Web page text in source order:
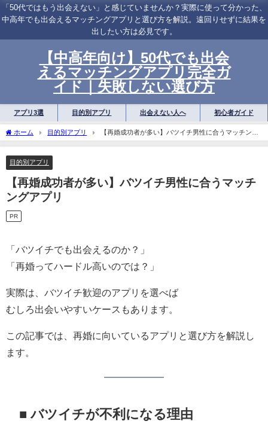
「50代ではもう出会えない」と感じていませんか？実際に使って分かった、
中高年でも出会えるマッチングアプリと選び方を解説。遠回りせずに結果を
出したい方は必見です。
【中高年向け】50代でも出会
えるマッチングアプリ完全ガ
イド｜失敗しない選び方
アプリ3選 目的別アプリ 出会えない人へ 初心者ガイド
ホーム 目的別アプリ
【再婚成功者が多い】バツイチ男性に合うマッチング
アプリ
目的別アプリ
【再婚成功者が多い】バツイチ男性に合うマッチ
ングアプリ
PR
「バツイチでも出会えるのか？」
「再婚ってハードル高いのでは？」
実際は、バツイチ歓迎のアプリを選べば
むしろ出会いやすいケースもあります。
この記事では、再婚に向いているアプリと選び方を解説し
ます。
■ バツイチが不利になる理由